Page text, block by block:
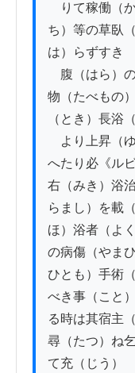
りて稼働（
ち）等の草臥
は）らずすき
腹（はら）
物（たべもの
（とき）長浴
より上昇（ゆ
へたり必《ル
右（みき）浴
らまし）を載
ほ）浴者（よく
の病傷（やま
ひとも）手術
べき事（こと
る時は其宿主
尋（たつ）ね
て充（じう）